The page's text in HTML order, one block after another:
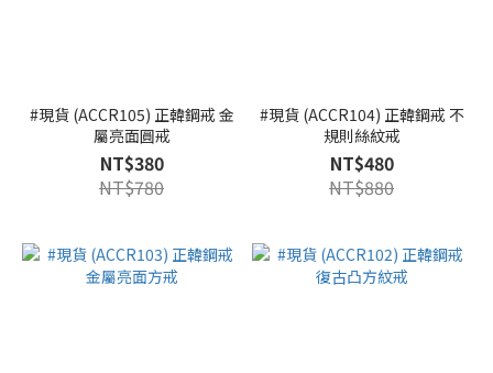
#現貨 (ACCR105) 正韓鋼戒 金
屬亮面圓戒
NT$380
NT$780
#現貨 (ACCR104) 正韓鋼戒 不
規則絲紋戒
NT$480
NT$880